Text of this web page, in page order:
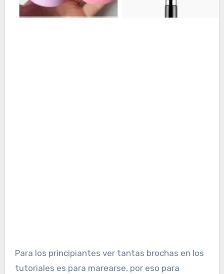
Para los principiantes ver tantas brochas en los
tutoriales es para marearse, por eso para